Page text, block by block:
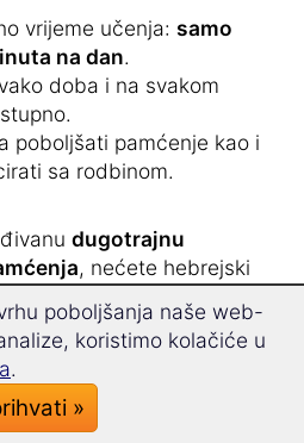
vrijeme učenja: samo
na dan.
doba i na svakom
poboljšati pamćenje kao i
sa rodbinom.
dugotrajnu
, nećete hebrejski
tehnologijom
do
u učenju
poboljšanja naše web-
koristimo kolačiće u
.
»